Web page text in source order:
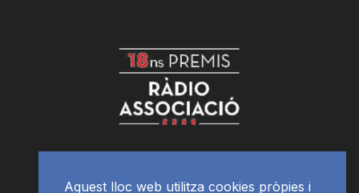
Aquest lloc web utilitza cookies pròpies i